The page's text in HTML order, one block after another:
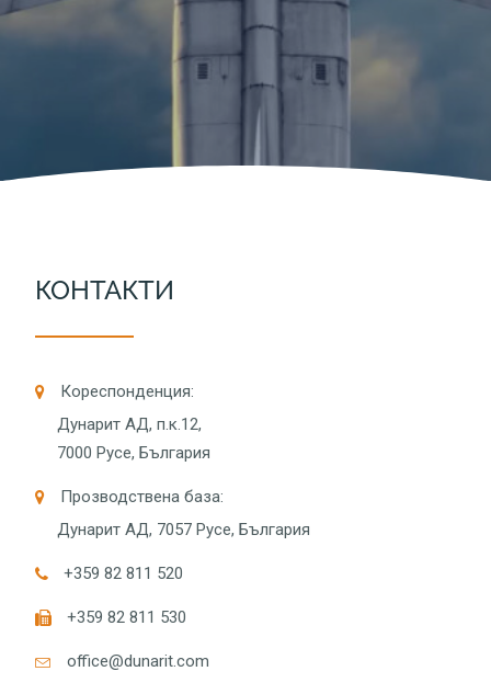
КОНТАКТИ
Кореспонденция:
Дунарит АД, п.к.12,
7000 Русе, България
Прозводствена база:
Дунарит АД, 7057 Русе, България
+359 82 811 520
+359 82 811 530
оffice@dunarit.com